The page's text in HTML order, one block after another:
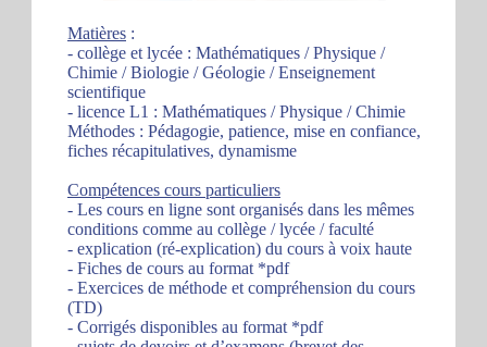
Matières :
- collège et lycée : Mathématiques / Physique /
Chimie / Biologie / Géologie / Enseignement
scientifique
- licence L1 : Mathématiques / Physique / Chimie
Méthodes : Pédagogie, patience, mise en confiance,
fiches récapitulatives, dynamisme
Compétences cours particuliers
- Les cours en ligne sont organisés dans les mêmes
conditions comme au collège / lycée / faculté
- explication (ré-explication) du cours à voix haute
- Fiches de cours au format *pdf
- Exercices de méthode et compréhension du cours
(TD)
- Corrigés disponibles au format *pdf